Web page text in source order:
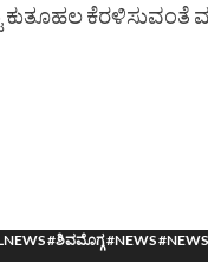
ಕುತೂಹಲ ಕೆರಳಿಸುವಂತೆ
#ಶಿವಮೊಗ್ಗ #NEWS